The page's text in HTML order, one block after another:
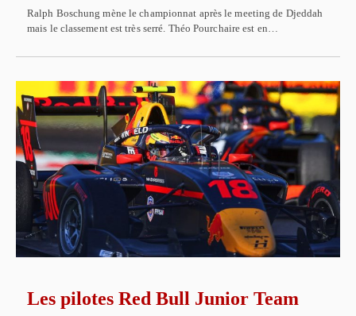
Ralph Boschung mène le championnat après le meeting de Djeddah
mais le classement est très serré. Théo Pourchaire est en…
Les pilotes Red Bull Junior Team